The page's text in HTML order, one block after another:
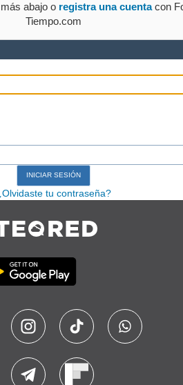
abajo o registra una cuentacon
Tiempo.com
tu contraseña?